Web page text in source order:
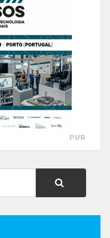
PUB